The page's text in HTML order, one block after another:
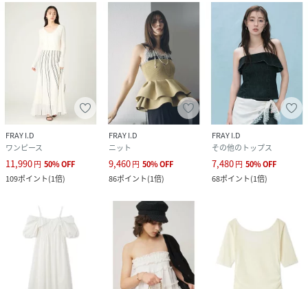
FRAY I.D
ワンピース
11,990円 50%OFF
109ポイント(1倍)
FRAY I.D
ニット
9,460円 50%OFF
86ポイント(1倍)
FRAY I.D
その他のトップス
7,480円 50%OFF
68ポイント(1倍)